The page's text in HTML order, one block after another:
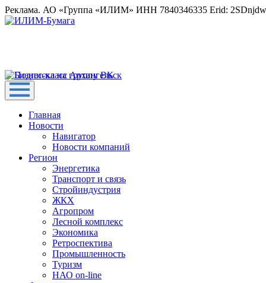
Реклама. АО «Группа «ИЛИМ» ИНН 7840346335 Erid:
Главная
Новости
Навигатор
Новости компаний
Регион
Энергетика
Транспорт и связь
Стройиндустрия
ЖКХ
Агропром
Лесной комплекс
Экономика
Ретроспектива
Промышленность
Туризм
НАО on-line